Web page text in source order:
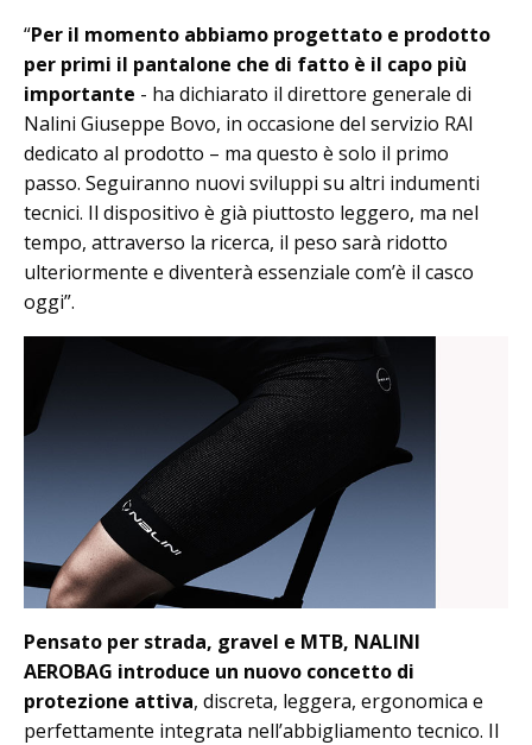
“Per il momento abbiamo progettato e prodotto
per primi il pantalone che di fatto è il capo più
importante - ha dichiarato il direttore generale di
Nalini Giuseppe Bovo, in occasione del servizio RAI
dedicato al prodotto – ma questo è solo il primo
passo. Seguiranno nuovi sviluppi su altri indumenti
tecnici. Il dispositivo è già piuttosto leggero, ma nel
tempo, attraverso la ricerca, il peso sarà ridotto
ulteriormente e diventerà essenziale com’è il casco
oggi”.
Pensato per strada, gravel e MTB, NALINI
AEROBAG introduce un nuovo concetto di
protezione attiva, discreta, leggera, ergonomica e
perfettamente integrata nell’abbigliamento tecnico. Il